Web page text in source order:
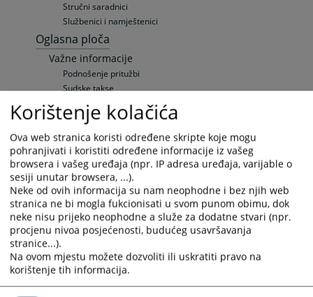
Stručni saradnici
Službenici i namještenici
Oglasna ploča
Važne informacije
Podnošenje pritužbi
Sudske takse
Sudski vještaci i tumači
Pravna pomoć
Raspored suđenja
Raspored suđenja
Elektronska oglasna tabla
Upražnjene pozicije
Opšte informacije
Objavljene pozicije
Vaša pitanja
Često postavljana pitanja
Često postavljana pitanja
Korištenje kolačića
Ova web stranica koristi određene skripte koje mogu
pohranjivati i koristiti određene informacije iz vašeg
browsera i vašeg uređaja (npr. IP adresa uređaja, varijable o
sesiji unutar browsera, ...).
Neke od ovih informacija su nam neophodne i bez njih web
stranica ne bi mogla fukcionisati u svom punom obimu, dok
neke nisu prijeko neophodne a služe za dodatne stvari (npr.
procjenu nivoa posjećenosti, budućeg usavršavanja
stranice...).
Na ovom mjestu možete dozvoliti ili uskratiti pravo na
korištenje tih informacija.